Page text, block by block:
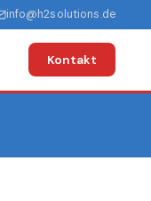
info@h2solutions.de
Kontakt